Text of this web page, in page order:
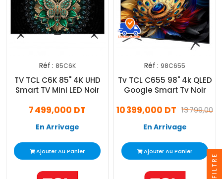
Réf : 85C6K
TV TCL C6K 85" 4K UHD
Smart TV Mini LED Noir
7 499,000 DT
En Arrivage
Ajouter Au Panier
Réf : 98C655
Tv TCL C655 98" 4k QLED
Google Smart Tv Noir
13 799,000
10 399,000 DT
En Arrivage
Ajouter Au Panier
FILTRE